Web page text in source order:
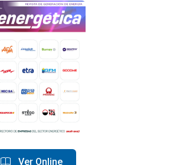
Ver Online